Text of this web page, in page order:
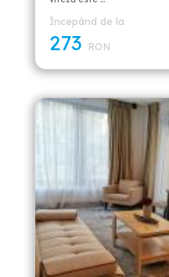
Începând de la
273 RON